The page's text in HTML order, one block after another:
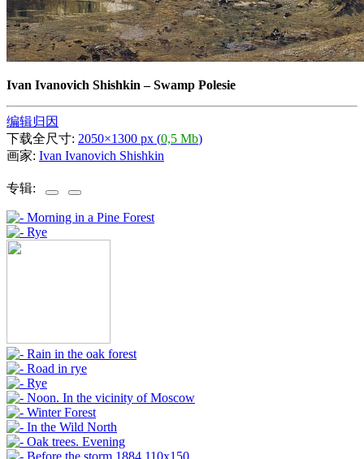
Ivan Ivanovich Shishkin –Swamp Polesie
编辑归因
下载全尺寸: 2050×1300 px (0,5 Mb)
画家: Ivan Ivanovich Shishkin
专辑: